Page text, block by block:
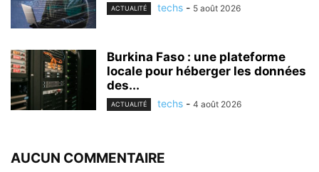
ACTUALITÉ techs - 5 août 2026
Burkina Faso : une plateforme
locale pour héberger les données
des...
ACTUALITÉ techs - 4 août 2026
AUCUN COMMENTAIRE